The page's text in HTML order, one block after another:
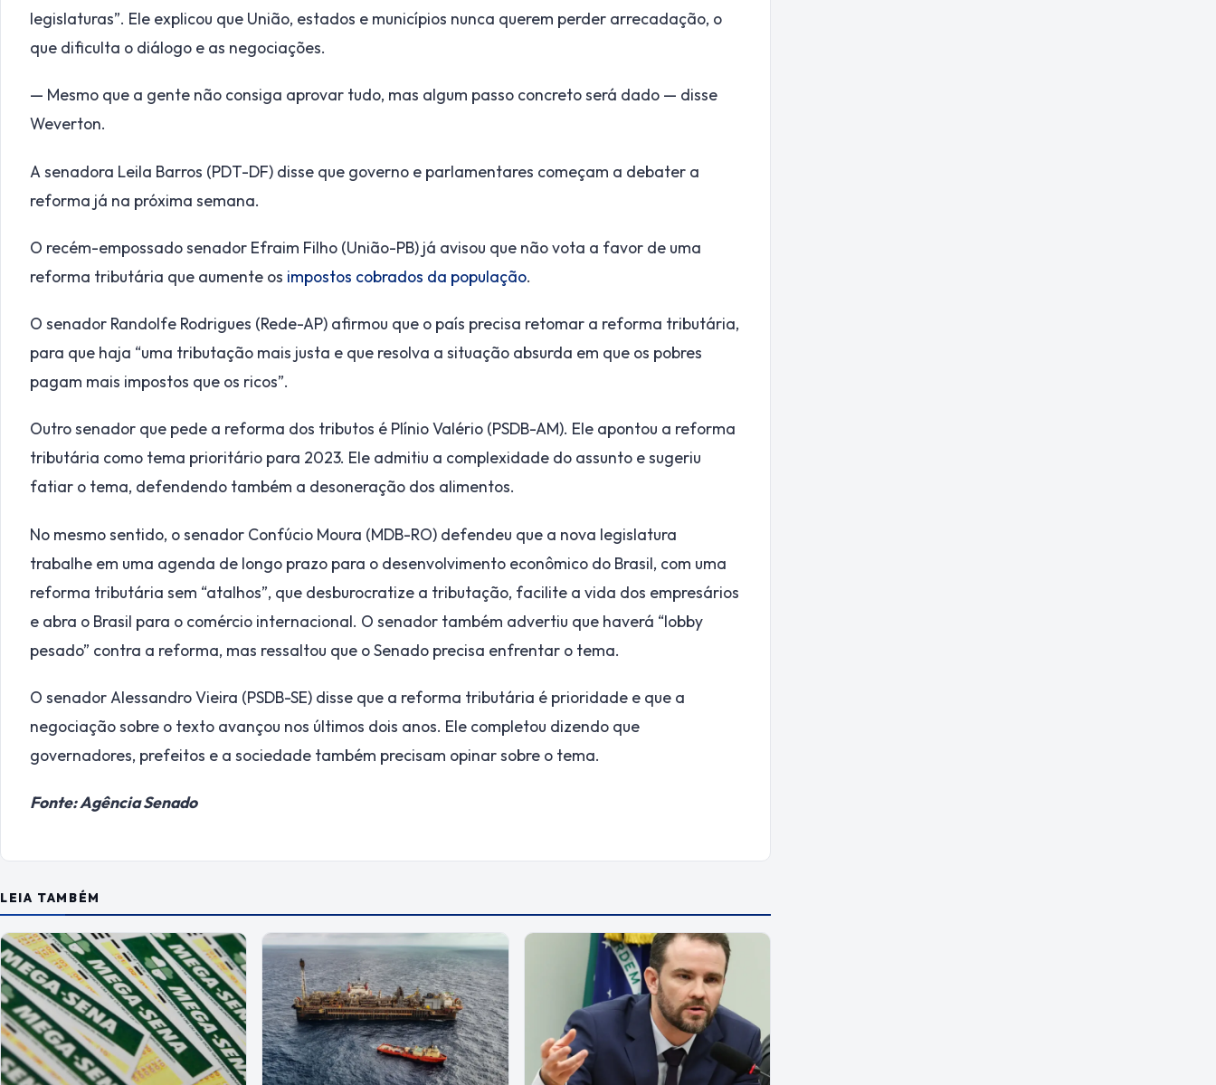
legislaturas”. Ele explicou que União, estados e municípios nunca querem perder arrecadação, o
que dificulta o diálogo e as negociações.
— Mesmo que a gente não consiga aprovar tudo, mas algum passo concreto será dado — disse
Weverton.
A senadora Leila Barros (PDT-DF) disse que governo e parlamentares começam a debater a
reforma já na próxima semana.
O recém-empossado senador Efraim Filho (União-PB) já avisou que não vota a favor de uma
reforma tributária que aumente os impostos cobrados da população.
O senador Randolfe Rodrigues (Rede-AP) afirmou que o país precisa retomar a reforma tributária,
para que haja “uma tributação mais justa e que resolva a situação absurda em que os pobres
pagam mais impostos que os ricos”.
Outro senador que pede a reforma dos tributos é Plínio Valério (PSDB-AM). Ele apontou a reforma
tributária como tema prioritário para 2023. Ele admitiu a complexidade do assunto e sugeriu
fatiar o tema, defendendo também a desoneração dos alimentos.
No mesmo sentido, o senador Confúcio Moura (MDB-RO) defendeu que a nova legislatura
trabalhe em uma agenda de longo prazo para o desenvolvimento econômico do Brasil, com uma
reforma tributária sem “atalhos”, que desburocratize a tributação, facilite a vida dos empresários
e abra o Brasil para o comércio internacional. O senador também advertiu que haverá “lobby
pesado” contra a reforma, mas ressaltou que o Senado precisa enfrentar o tema.
O senador Alessandro Vieira (PSDB-SE) disse que a reforma tributária é prioridade e que a
negociação sobre o texto avançou nos últimos dois anos. Ele completou dizendo que
governadores, prefeitos e a sociedade também precisam opinar sobre o tema.
Fonte: Agência Senado
LEIA TAMBÉM